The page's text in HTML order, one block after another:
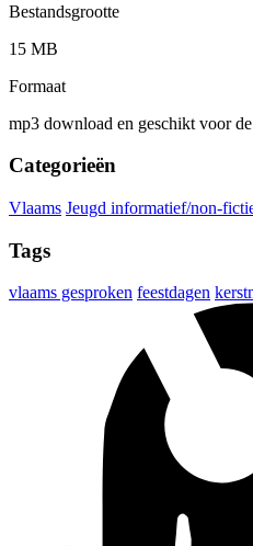
Bestandsgrootte
15 MB
Formaat
mp3 download en geschikt voor
Categorieën
Vlaams Jeugd informatief/non-
Tags
vlaams gesproken feestdagen